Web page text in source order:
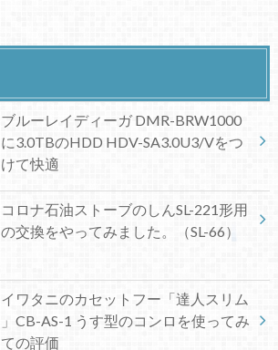
ブルーレイディーガ DMR-BRW1000
に3.0TBのHDD HDV-SA3.0U3/Vをつ
けて快適
コロナ石油ストーブのしんSL-221形用
の交換をやってみました。（SL-66）
イワタニのカセットフー「達人スリム
」CB-AS-1 うす型のコンロを使ってみ
ての評価